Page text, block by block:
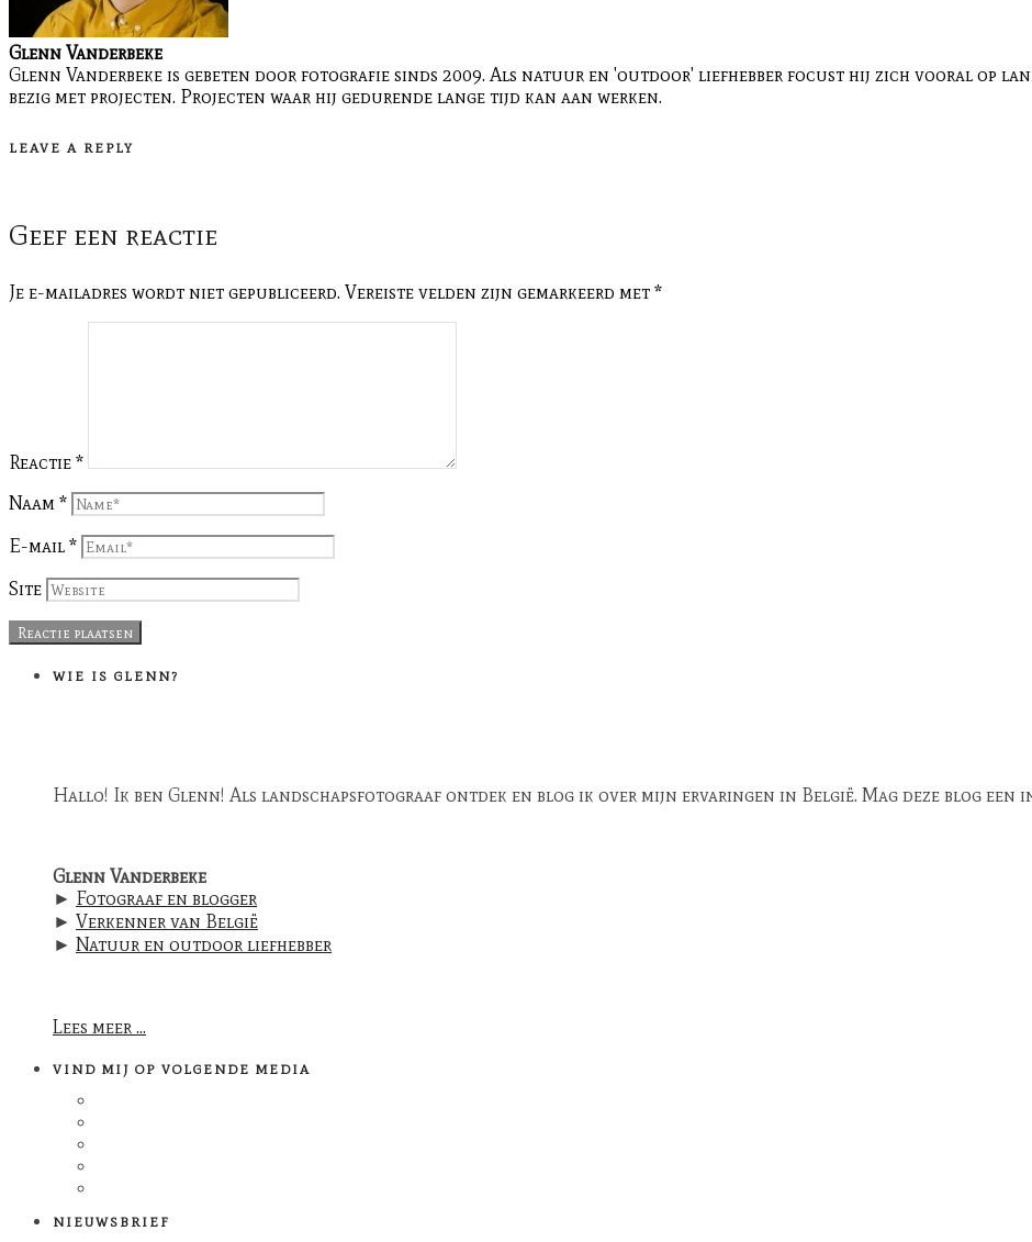
Glenn Vanderbeke
Glenn Vanderbeke is gebeten door fotografie sinds 2009. Als natuur en 'outdoor' liefhebber focust hij zich vooral op
bezig met projecten. Projecten waar hij gedurende lange tijd kan aan werken.
LEAVE A REPLY
Geef een reactie
Je e-mailadres wordt niet gepubliceerd. Vereiste velden zijn gemarkeerd met *
Reactie *
Naam *
E-mail *
Site
WIE IS GLENN?
Hallo! Ik ben Glenn! Als landschapsfotograaf ontdek en blog ik over mijn ervaringen in België. Mag deze blog een
Glenn Vanderbeke
► Fotograaf en blogger
► Verkenner van België
► Natuur en outdoor liefhebber
Lees meer ...
VIND MIJ OP VOLGENDE MEDIA
NIEUWSBRIEF